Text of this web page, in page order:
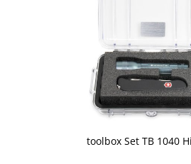
tool­box Set TB 1040